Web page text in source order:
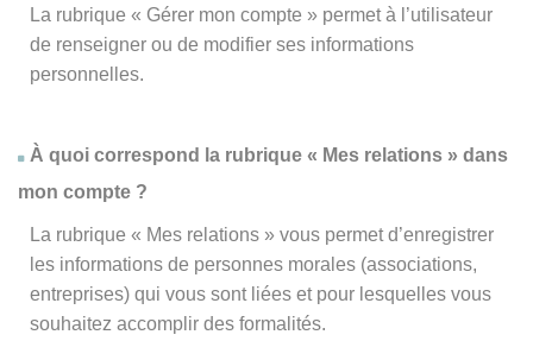
La rubrique « Gérer mon compte » permet à l’utilisateur
de renseigner ou de modifier ses informations
personnelles.
À quoi correspond la rubrique « Mes relations » dans
mon compte ?
La rubrique « Mes relations » vous permet d’enregistrer
les informations de personnes morales (associations,
entreprises) qui vous sont liées et pour lesquelles vous
souhaitez accomplir des formalités.